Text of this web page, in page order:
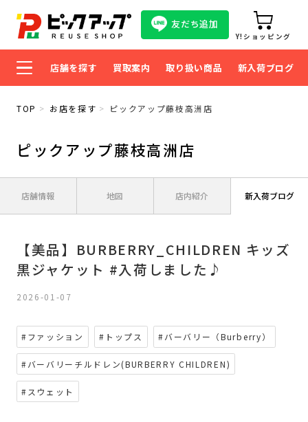
友だち追加
Y!ショッピング
店舗を探す 買取案内 取り扱い商品 新入荷ブログ
TOP お店を探す ピックアップ藤枝高洲店
ピックアップ藤枝高洲店
店舗情報 地図 店内紹介 新入荷ブログ
【美品】BURBERRY_CHILDREN キッズ
黒ジャケット #入荷しました♪
2026-01-07
#ファッション #トップス #バーバリー（Burberry）
#バーバリーチルドレン(BURBERRY CHILDREN)
#スウェット